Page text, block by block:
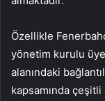
Özellikle
yönetim kurulu
alanındaki
kapsamında